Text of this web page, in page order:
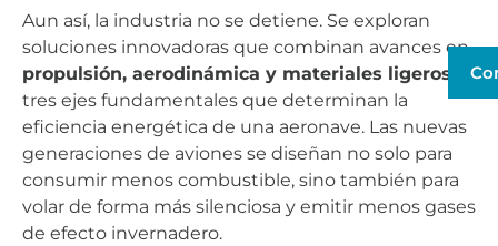
Aun así, la industria no se detiene. Se exploran
soluciones innovadoras que combinan avances en
propulsión, aerodinámica y materiales ligeros
tres ejes fundamentales que determinan la
eficiencia energética de una aeronave. Las nuevas
generaciones de aviones se diseñan no solo para
consumir menos combustible, sino también para
volar de forma más silenciosa y emitir menos gases
de efecto invernadero.